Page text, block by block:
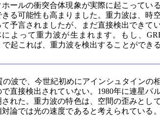
ールの衝突合体現象が実際に起こってい
る可能性も高まりました。重力波は、時
予言されましたが、まだ直接検出できて
よって重力波が生まれます。もし、
起これば、重力波を検出することができ
の波で、今世紀初めにアインシュタインの
直接検出されていない。1980年に連星パ
れた。重力波の特色は、空間の歪みとし
論では光の速度であると考えられている